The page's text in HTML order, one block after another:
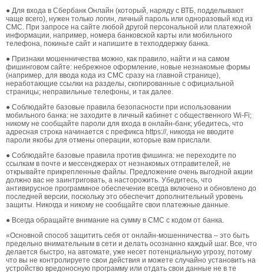
● Для входа в Сбербанк Онлайн (который, наряду с ВТБ, подделывают
чаще всего), нужен только логин, личный пароль или одноразовый код из
СМС. При запросе на сайте любой другой персональной или платежной
информации, например, номера банковской карты или мобильного
телефона, покиньте сайт и напишите в техподдержку банка.
● Признаки мошенничества можно, как правило, найти и на самом
фишинговом сайте: небрежное оформление, новые незнакомые формы
(например, для ввода кода из СМС сразу на главной странице),
неработающие ссылки на разделы, скопированные с официальной
страницы; неправильные телефоны, и так далее.
● Соблюдайте базовые правила безопасности при использовании
мобильного банка: не заходите в личный кабинет с общественного Wi-Fi;
никому не сообщайте пароли для входа в онлайн-банк; убедитесь, что
адресная строка начинается с префикса https://, никогда не вводите
пароли якобы для отмены операции, которые вам прислали.
● Соблюдайте базовые правила против фишинга: не переходите по
ссылкам в почте и мессенджерах от незнакомых отправителей, не
открывайте прикрепленные файлы. Предложение очень выгодной акции
должно вас не заинтриговать, а насторожить. Убедитесь, что
антивирусное программное обеспечение всегда включено и обновлено до
последней версии, поскольку это обеспечит дополнительный уровень
защиты. Никогда и никому не сообщайте свои платежные данные.
● Всегда обращайте внимание на сумму в СМС с кодом от банка.
«Основной способ защитить себя от онлайн-мошенничества – это быть
предельно внимательным в сети и делать осознанно каждый шаг. Все, что
делается быстро, на автомате, уже несет потенциальную угрозу, потому
что вы не контролируете свои действия и можете случайно установить на
устройство вредоносную программу или отдать свои данные не в те